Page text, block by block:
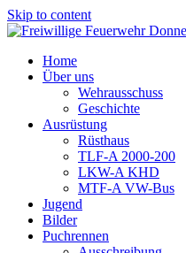
Skip to content
Home
Über uns
Wehrausschuss
Geschichte
Ausrüstung
Rüsthaus
TLF-A 2000-200
LKW-A KHD
MTF-A VW-Bus
Jugend
Bilder
Puchrennen